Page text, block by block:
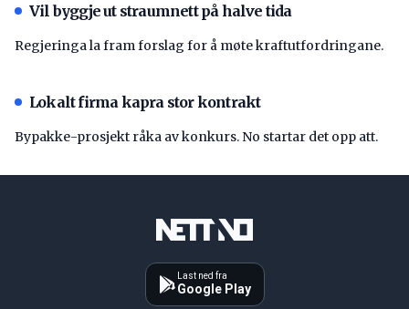
Vil byggje ut straumnett på halve tida
Regjeringa la fram forslag for å møte kraftutfordringane.
Lokalt firma kapra stor kontrakt
Bypakke-prosjekt råka av konkurs. No startar det opp att.
Last ned fra
Google Play